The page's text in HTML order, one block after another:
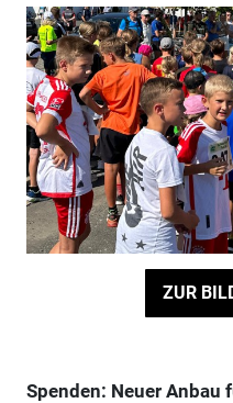
ZUR
Spenden: Neuer Anbau